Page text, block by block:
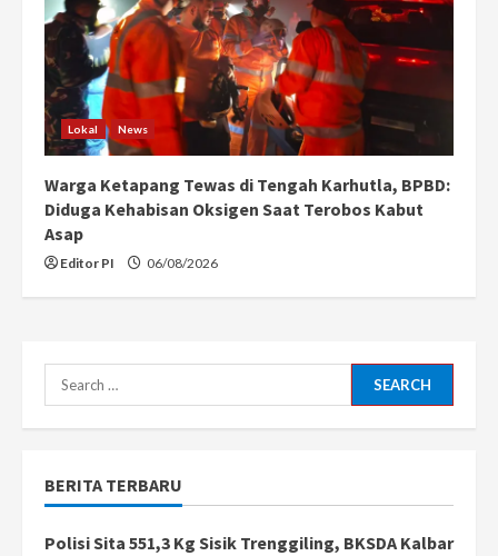
Lokal News
Warga Ketapang Tewas di Tengah Karhutla, BPBD:
Diduga Kehabisan Oksigen Saat Terobos Kabut
Asap
Editor PI 06/08/2026
Search
for:
BERITA TERBARU
Polisi Sita 551,3 Kg Sisik Trenggiling, BKSDA Kalbar